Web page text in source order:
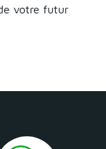
votre futur